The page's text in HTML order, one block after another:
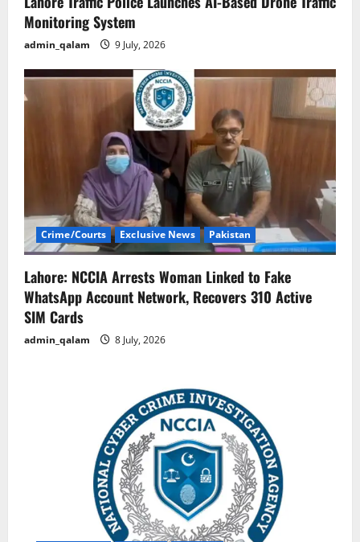
Monitoring System
admin_qalam 9 July, 2026
Crime/Courts Exclusive News Pakistan
Lahore: NCCIA Arrests Woman Linked to Fake
WhatsApp Account Network, Recovers 310 Active
SIM Cards
admin_qalam 8 July, 2026